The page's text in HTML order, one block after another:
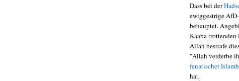
Dass bei der
ewiggestrige
behauptet.
Kaaba trottenden
Allah bestrafe
"Allah verderbe
fanatischer
hat.